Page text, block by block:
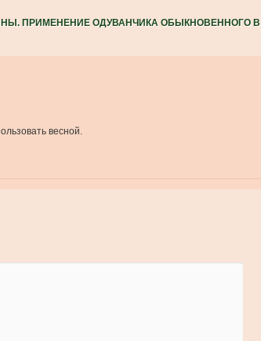
ПРИМЕНЕНИЕ ОДУВАНЧИКА ОБЫКНОВЕННОГО В
весной.